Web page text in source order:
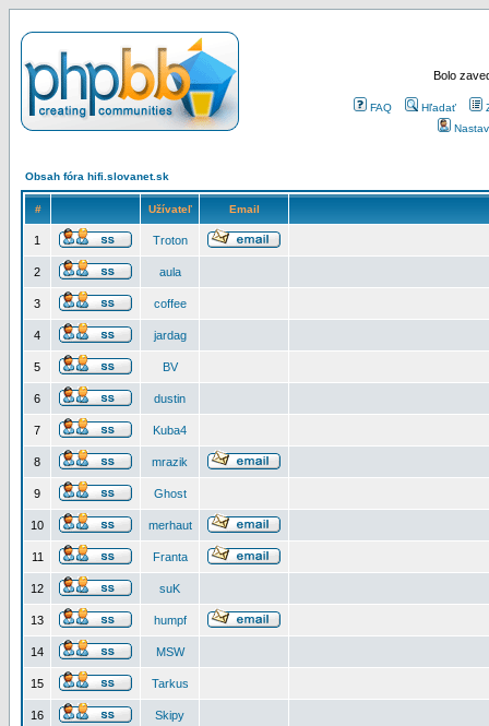
Bolo
FAQ Hľadať
Obsah fóra hifi.slovanet.sk
# Užívateľ Email
1 Troton
2 aula
3 coffee
4 jardag
5 BV
6 dustin
7 Kuba4
8 mrazik
9 Ghost
10 merhaut
11 Franta
12 suK
13 humpf
14 MSW
15 Tarkus
16 Skipy